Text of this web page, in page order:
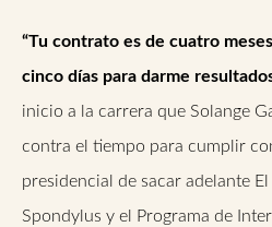
“Tu contrato es de cuatro
cinco días para darme
inicio a la carrera que Solange
contra el tiempo para cumplir
presidencial de sacar adelante El
Spondylus y el Programa de